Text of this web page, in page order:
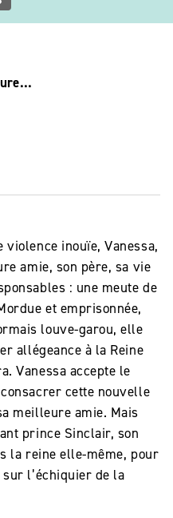
violence inouïe, Vanessa,
amie, son père, sa vie
: une meute de
et emprisonnée,
louve-garou, elle
allégeance à la Reine
Vanessa accepte le
cette nouvelle
meilleure amie. Mais
prince Sinclair, son
la reine elle-même, pour
sur l’échiquier de la